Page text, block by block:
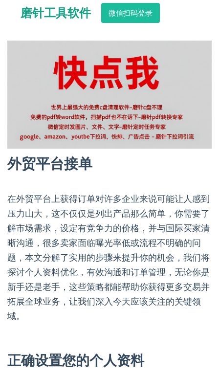
磨针工具软件 微信扫码登录
外贸平台接单
在外贸平台上获得订单对许多企业来说可能让人感到
压力山大，这不仅仅是列出产品那么简单，你需要了
解市场需求，设定有竞争力的价格，并与国际买家清
晰沟通，很多卖家面临曝光率低或流程不明确的问
题，本文分解了实用的步骤来提升你的机会，我们将
探讨个人资料优化，有效沟通和订单管理，无论你是
新手还是老手，这些策略都能帮助你获得更多交易并
拓展全球业务，让我们深入今天应该关注的关键领
域。
正确设置您的个人资料